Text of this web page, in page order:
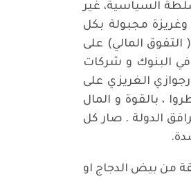
السياسية، غير
مجبولة بكل
المالي) على
في البنوك و شركات
الغريزي على
، بالقوة و المال
الدولة . صار كل
من بيض الدجاج او